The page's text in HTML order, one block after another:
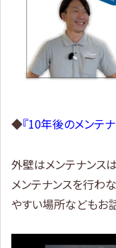
◆『10年後のメンテ
外壁はメンテナンス
メンテナンスを行わ
やすい場所などもお